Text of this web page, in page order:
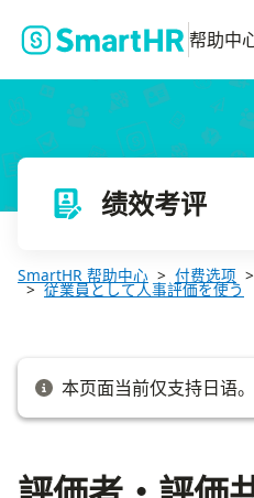
帮助中
绩效考评
SmartHR 帮助中心 付费选项
従業員として人事評価を使う
本页面当前仅支持日语。